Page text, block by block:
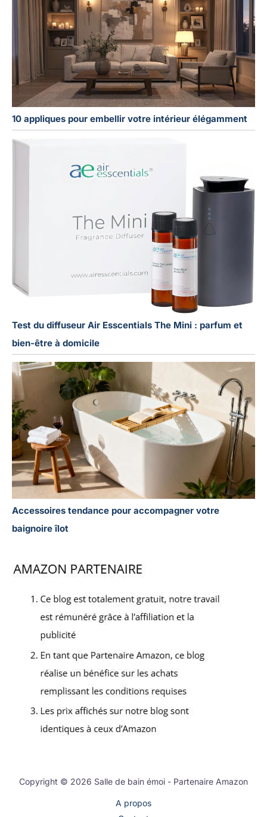
10 appliques pour embellir votre intérieur élégamment
Test du diffuseur Air Esscentials The Mini : parfum et
bien-être à domicile
Accessoires tendance pour accompagner votre
baignoire îlot
Copyright © 2026 Salle de bain émoi - Partenaire Amazon
A propos